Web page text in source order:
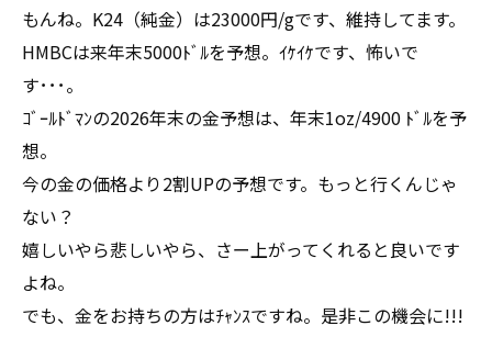
もんね。K24（純金）は23000円/gです、維持してます。
HMBCは来年末5000ﾄﾞﾙを予想。ｲｹｲｹです、怖いで
す･･･。
ｺﾞｰﾙﾄﾞﾏﾝの2026年末の金予想は、年末1oz/4900 ﾄﾞﾙを予
想。
今の金の価格より2割UPの予想です。もっと行くんじゃ
ない？
嬉しいやら悲しいやら、さー上がってくれると良いです
よね。
でも、金をお持ちの方はﾁｬﾝｽですね。是非この機会に!!!